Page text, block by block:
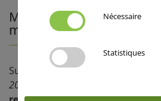
Multiples
meunerie pour nos blés
Suite à la publication de la liste des
2021
Nécessaire
Statistiques